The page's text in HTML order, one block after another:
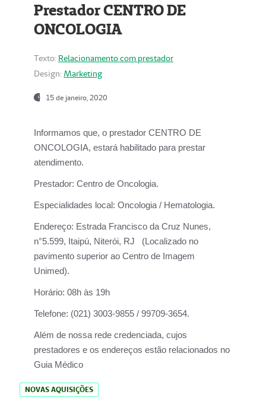
Prestador CENTRO DE
ONCOLOGIA
Texto: Relacionamento com prestador
Design: Marketing
15 de janeiro, 2020
Informamos que, o prestador CENTRO DE
ONCOLOGIA, estará habilitado para prestar
atendimento.
Prestador: Centro de Oncologia.
Especialidades local: Oncologia / Hematologia.
Endereço: Estrada Francisco da Cruz Nunes,
n°5.599, Itaipú, Niterói, RJ (Localizado no
pavimento superior ao Centro de Imagem
Unimed).
Horário: 08h às 19h
Telefone: (021) 3003-9855 / 99709-3654.
Além de nossa rede credenciada, cujos
prestadores e os endereços estão relacionados no
Guia Médico
NOVAS AQUISIÇÕES